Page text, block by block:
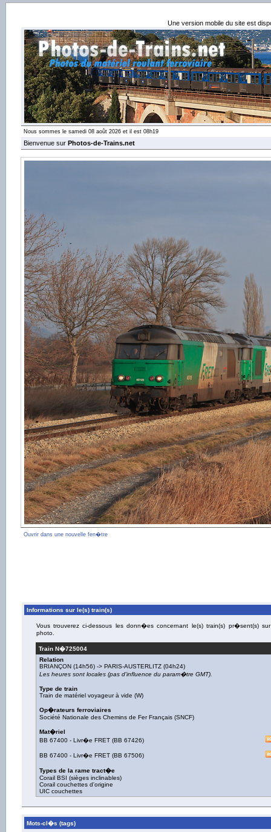
Une version mobile du site est
Nous sommes le samedi 08 août 2026 et il est 08h19
Bienvenue sur Photos-de-Trains.net
Ouvrir dans une nouvelle fen�tre
Informations sur le(s) train(s)
Vous trouverez ci-dessous les donn�es concernant le(s) train(s) pr�sent(s)
photo.
Train N�725004
Relation
BRIANÇON (14h56) -> PARIS-AUSTERLITZ (04h24)
Les heures sont locales (pas d'influence du param�tre GMT).
Type de train
Train de matériel voyageur à vide (W)
Op�rateurs ferroviaires
Société Nationale des Chemins de Fer Français (SNCF)
Mat�riel
BB 67400 - Livr�e FRET (BB 67426)
BB 67400 - Livr�e FRET (BB 67506)
Types de la rame tract�e
Corail BSI (sièges inclinables)
Corail couchettes d'origine
UIC couchettes
Mots-cl�s (tags)